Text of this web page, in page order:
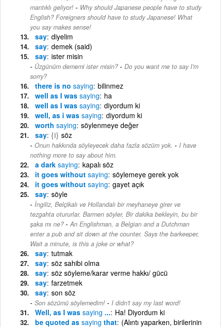
mantıklı geliyor! - Why should Japanese people have to study
English? Foreigners should have to study Japanese! What
you say makes sense!
say diyelim
say demek (said)
say ister misin
Üzgünüm dememi ister misin? - Do you want me to say I'm
sorry?
there is no saying bilinmez
well as I was saying ha
well as I was saying diyordum ki
well, as i was saying diyordum ki
worth saying söylenmeye değer
say {i} söz
Onun hakkında söyleyecek daha fazla sözüm yok. - I have
nothing more to say about him.
a dark saying kapalı söz
it goes without saying söylemeye gerek yok
it goes without saying gayet açık
say söyle
İngiliz, Belçikalı ve Hollandalı bir meyhaneye girer ve
tezgahta otururlar. Barmen söyler, Bir dakika bekleyin, bu bir
şaka mı ne? - An Englishman, a Belgian and a Dutchman
enter a pub and sit down at the counter. Says the barkeeper,
Wait a minute, is this a joke or what?
say tutmak
say söz sahibi olma
say söz söyleme/karar verme hakkı/ gücü
say farzetmek
say son söz
Son sözümü söylemedim! - I didn't say my last word!
Well, as I was saying ... Ha! Diyordum ki
be quoted as saying that (Alıntı yaparken, birilerinin